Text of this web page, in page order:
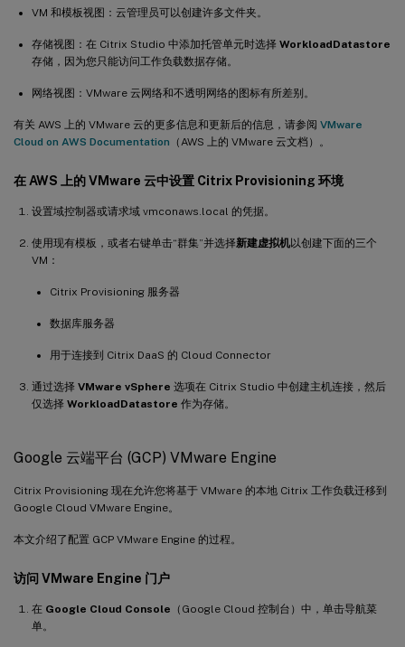
VM 和模板视图：云管理员可以创建许多文件夹。
存储视图：在 Citrix Studio 中添加托管单元时选择 WorkloadDatastore
存储，因为您只能访问工作负载数据存储。
网络视图：VMware 云网络和不透明网络的图标有所差别。
有关 AWS 上的 VMware 云的更多信息和更新后的信息，请参阅 VMware
Cloud on AWS Documentation （AWS 上的 VMware 云文档）。
在 AWS 上的 VMware 云中设置 Citrix Provisioning 环境
设置域控制器或请求域 vmconaws.local 的凭据。
使用现有模板，或者右键单击“群集”并选择新建虚拟机以创建下面的三个
VM：
Citrix Provisioning 服务器
数据库服务器
用于连接到 Citrix DaaS 的 Cloud Connector
通过选择 VMware vSphere 选项在 Citrix Studio 中创建主机连接，然后
仅选择 WorkloadDatastore 作为存储。
Google 云端平台 (GCP) VMware Engine
Citrix Provisioning 现在允许您将基于 VMware 的本地 Citrix 工作负载迁移到
Google Cloud VMware Engine。
本文介绍了配置 GCP VMware Engine 的过程。
访问 VMware Engine 门户
在 Google Cloud Console （Google Cloud 控制台）中，单击导航菜
单。